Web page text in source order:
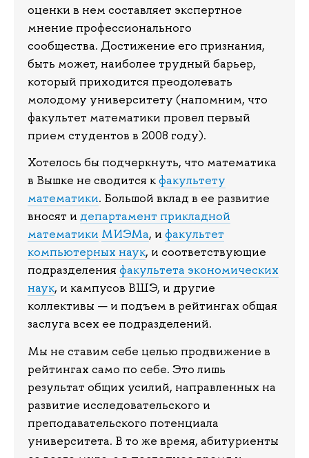
оценки в нем составляет экспертное
мнение профессионального
сообщества. Достижение его признания,
быть может, наиболее трудный барьер,
который приходится преодолевать
молодому университету (напомним, что
факультет математики провел первый
прием студентов в 2008 году).
Хотелось бы подчеркнуть, что математика
в Вышке не сводится кфакультету
математики. Большой вклад в ее развитие
вносят и департамент прикладной
математики МИЭМа, и факультет
компьютерных наук, и соответствующие
подразделения факультета экономических
наук, и кампусов ВШЭ, и другие
коллективы — и подъем в рейтингах общая
заслуга всех ее подразделений.
Мы не ставим себе целью продвижение в
рейтингах само по себе. Это лишь
результат общих усилий, направленных на
развитие исследовательского и
преподавательского потенциала
университета. В то же время, абитуриенты